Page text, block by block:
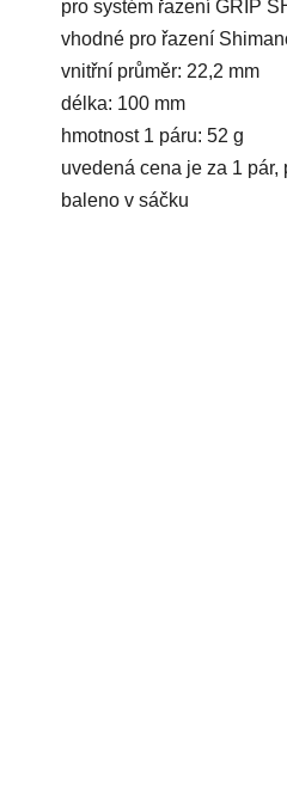
pro systém řazení GRIP
vhodné pro řazení
vnitřní průměr: 22,2 mm
délka: 100 mm
hmotnost 1 páru: 52 g
uvedená cena je za 1 pár,
baleno v sáčku